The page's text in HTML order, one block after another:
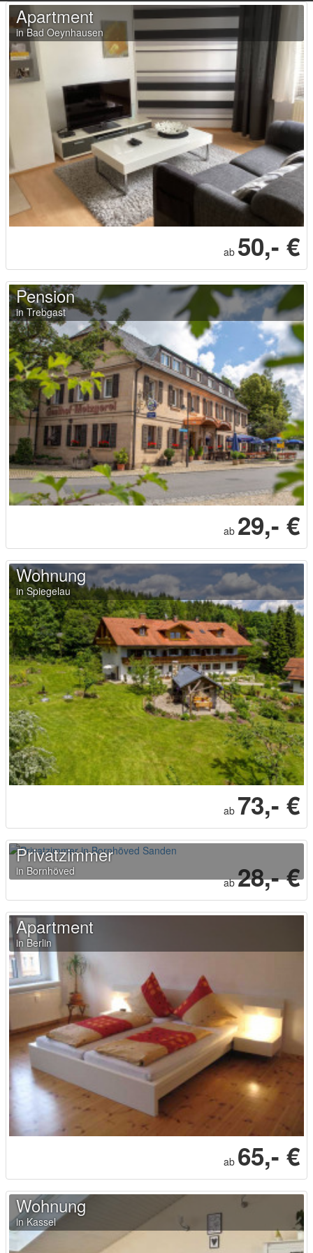
Apartment
in Bad Oeynhausen
ab 50,- €
Pension
in Trebgast
ab 29,- €
Wohnung
in Spiegelau
ab 73,- €
Privatzimmer
in Bornhöved
ab28,- €
Apartment
in Berlin
ab 65,- €
Wohnung
in Kassel